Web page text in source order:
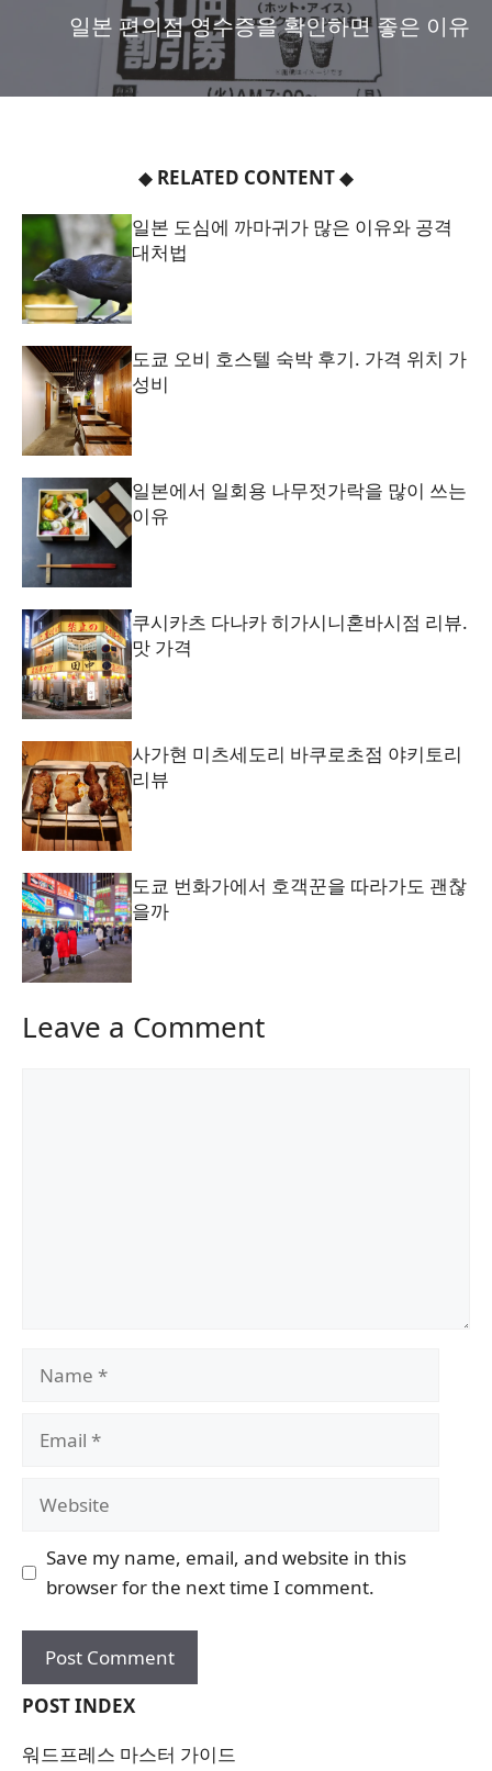
일본 편의점 영수증을 확인하면 좋은 이유
◆ RELATED CONTENT◆
일본 도심에 까마귀가 많은 이유와 공격
대처법
도쿄 오비 호스텔 숙박 후기. 가격 위치 가
성비
일본에서 일회용 나무젓가락을 많이 쓰는
이유
쿠시카츠 다나카 히가시니혼바시점 리뷰.
맛 가격
사가현 미츠세도리 바쿠로초점 야키토리
리뷰
도쿄 번화가에서 호객꾼을 따라가도 괜찮
을까
Leave a Comment
Save my name, email, and website in this
browser for the next time I comment.
POST INDEX
워드프레스 마스터 가이드